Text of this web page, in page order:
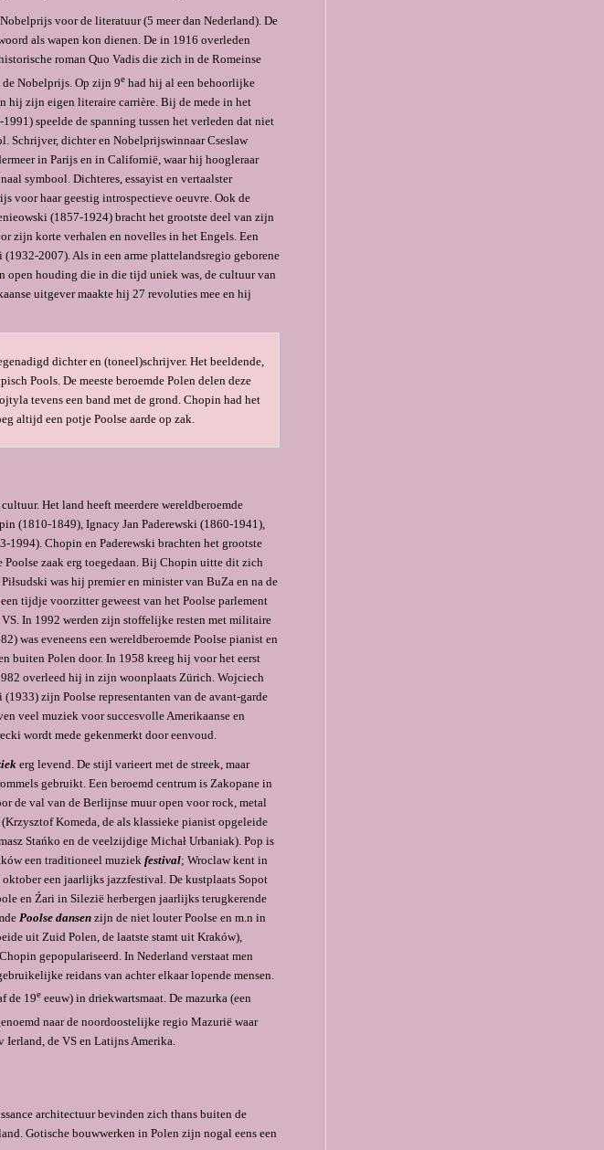
voor de literatuur (5 meer dan Nederland). De
als wapen kon dienen. De in 1916 overleden
roman Quo Vadis die zich in de Romeinse
Nobelprijs. Op zijn 9e had hij al een behoorlijke
hij zijn eigen literaire carrière. Bij de mede in het
speelde de spanning tussen het verleden dat niet
Schrijver, dichter en Nobelprijswinnaar Cseslaw
in Parijs en in Californië, waar hij hoogleraar
symbool. Dichteres, essayist en vertaalster
voor haar geestig introspectieve oeuvre. Ook de
(1857-1924) bracht het grootste deel van zijn
zijn korte verhalen en novelles in het En­gels. Een
2007). Als in een arme plattelandsregio geborene
open houding die in die tijd uniek was, de cultuur van
uitgever maakte hij 27 revoluties mee en hij
dichter en (toneel)schrijver. Het beeldende,
Pools. De meeste beroemde Polen delen deze
tevens een band met de grond. Chopin had het
altijd een potje Poolse aarde op zak.
Het land heeft meer­dere wereldberoemde
(1810-1849), Ignacy Jan Paderewski (1860-1941),
Chopin en Paderewski brachten het grootste
zaak erg toegedaan. Bij Chopin uitte dit zich
was hij premier en minister van BuZa en na de
tijdje voorzitter geweest van het Poolse parlement
In 1992 werden zijn stoffelijke resten met militaire
was eveneens een wereldberoemde Poolse pianist en
buiten Polen door. In 1958 kreeg hij voor het eerst
overleed hij in zijn woonplaats Zürich. Wojciech
zijn Poolse representanten van de avant-garde
veel muziek voor succesvolle Amerikaanse en
wordt mede gekenmerkt door eenvoud.
erg levend. De stijl varieert met de streek, maar
gebruikt. Een beroemd centrum is Zakopane in
de val van de Berlijnse muur open voor rock, metal
Komeda, de als klassieke pianist opgeleide
Stańko en de veelzijdige Michał Urbaniak). Pop is
een traditioneel muziek festival; Wroclaw kent in
een jaarlijks jazzfestival. De kustplaats Sopot
en Źari in Silezië herbergen jaarlijks terugkerende
Poolse dansen zijn de niet louter Poolse en m.n in
uit Zuid Polen, de laatste stamt uit Kraków),
gepopulariseerd. In Nederland verstaat men
reidans van achter elkaar lopende mensen.
de 19e eeuw) in driekwartsmaat. De mazurka (een
naar de noordoostelijke regio Mazurië waar
de VS en Latijns Amerika.
architectuur bevinden zich thans buiten de
Gotische bouwwerken in Polen zijn nogal eens een